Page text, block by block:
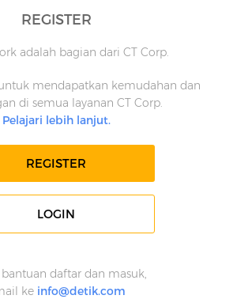
REGISTER
adalah bagian dari CT Corp.
mendapatkan kemudahan dan
di semua layanan CT Corp.
Pelajari lebih lanjut.
REGISTER
LOGIN
daftar dan masuk,
ke info@detik.com